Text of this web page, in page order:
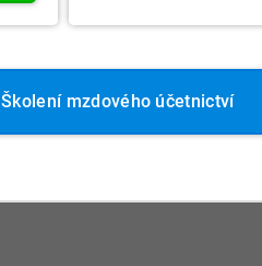
Školení mzdového účetnictví